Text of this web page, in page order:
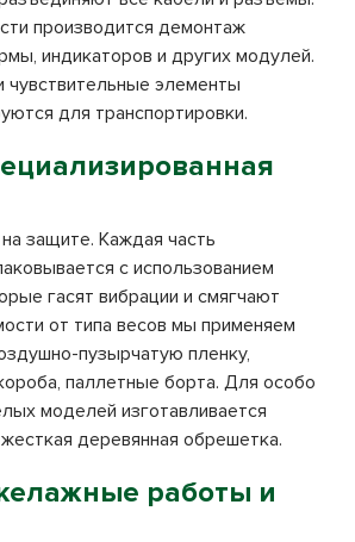
производится демонтаж
индикаторов и других модулей.
элементы
для транспортировки.
защите. Каждая часть
с использованием
гасят вибрации и смягчают
от типа весов мы применяем
пузырчатую пленку,
паллетные борта. Для особо
моделей изготавливается
деревянная обрешетка.
работы и